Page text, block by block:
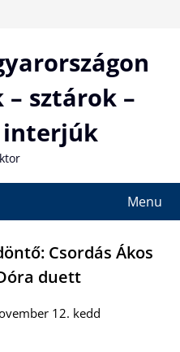
– sztárok –
interjúk
Menu
Csordás Ákos
duett
12. kedd